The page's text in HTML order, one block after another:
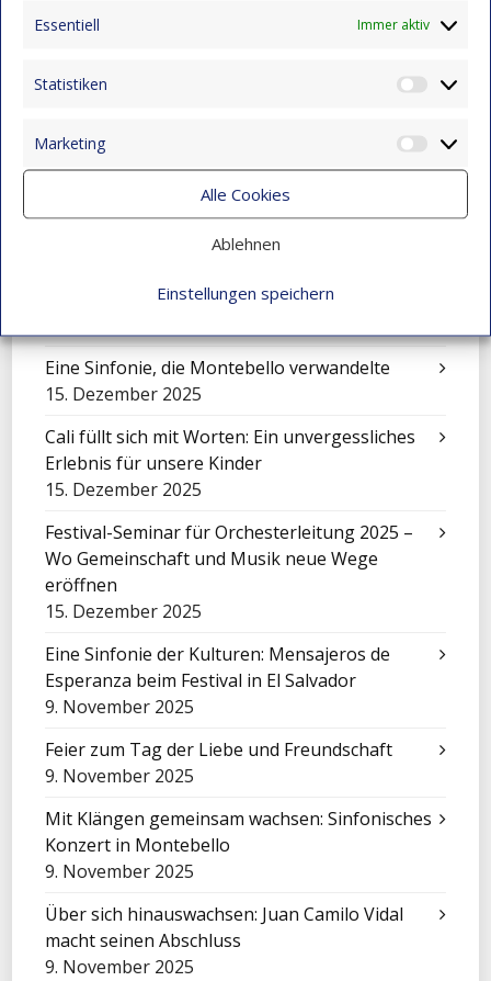
Essentiell Immer aktiv
Statistiken
Marketing
Alle Cookies
Ablehnen
Einstellungen speichern
Darwin Bravo – Vom Landleben zur
22. Dezember 2025
Wenn Kunst den Schmerz berührt
15. Dezember 2025
Die Geschichte von Jhon Maicol
Nachmittagsbetreuung
Eine Sinfonie, die Montebello verwandelte
15. Dezember 2025
Cali füllt sich mit Worten: Ein unvergessliches
Erlebnis für unsere Kinder
15. Dezember 2025
Festival-Seminar für Orchesterleitung 2025 –
Wo Gemeinschaft und Musik neue Wege
eröffnen
15. Dezember 2025
Eine Sinfonie der Kulturen: Mensajeros de
Esperanza beim Festival in El Salvador
9. November 2025
Feier zum Tag der Liebe und Freundschaft
9. November 2025
Mit Klängen gemeinsam wachsen: Sinfonisches
Konzert in Montebello
9. November 2025
Über sich hinauswachsen: Juan Camilo Vidal
macht seinen Abschluss
9. November 2025